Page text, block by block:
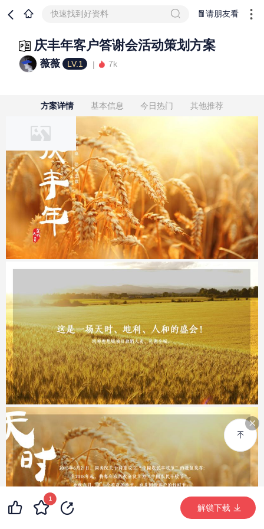
快速找到好资料 🧧请朋友看
庆丰年客户答谢会活动策划方案
薇薇 LV.1 7k
方案详情 基本信息 今日热门 其他推荐
1
解锁下载